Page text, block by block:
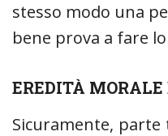
stesso modo una
bene prova a fare
EREDITÀ
Sicuramente,